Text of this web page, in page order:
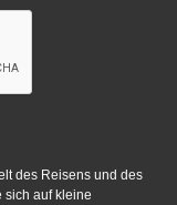
des Reisens und des
sich auf kleine